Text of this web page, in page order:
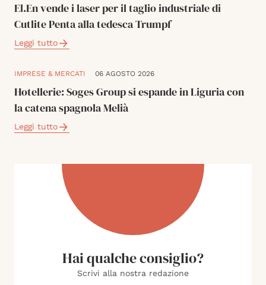
El.En vende i laser per il taglio industriale di
Cutlite Penta alla tedesca Trumpf
Leggi tutto
IMPRESE & MERCATI 06 AGOSTO 2026
Hotellerie: Soges Group si espande in Liguria con
la catena spagnola Melià
Leggi tutto
Hai qualche consiglio?
Scrivi alla nostra redazione